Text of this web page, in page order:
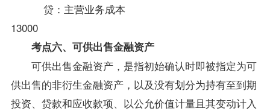
贷：主营业务成本
13000
考点六、可供出售金融资产
可供出售金融资产，是指初始确认时即被指定为可
供出售的非衍生金融资产，以及没有划分为持有至到期
投资、贷款和应收款项、以公允价值计量且其变动计入